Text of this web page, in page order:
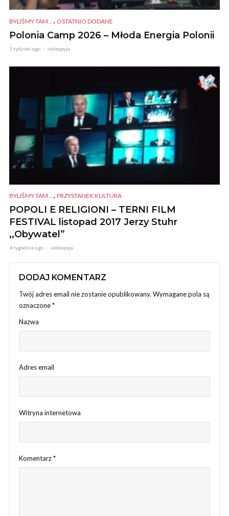
BYLIŚMY TAM ... , OSTATNIO DODANE
Polonia Camp 2026 – Młoda Energia Polonii
1 tydzień ago videopyja
BYLIŚMY TAM ..., PRZYSTANEK KULTURA
POPOLI E RELIGIONI – TERNI FILM
FESTIVAL listopad 2017 Jerzy Stuhr
,,Obywatel”
4 tygodnie ago videopyja
DODAJ KOMENTARZ
Twój adres email nie zostanie opublikowany. Wymagane pola są
oznaczone*
Nazwa
Adres email
Witryna internetowa
Komentarz*